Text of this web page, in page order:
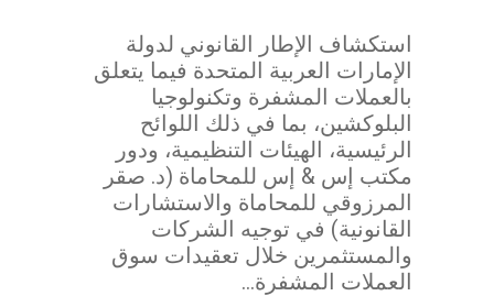
استكشاف الإطار القانوني لدولة
الإمارات العربية المتحدة فيما يتعلق
بالعملات المشفرة وتكنولوجيا
البلوكشين، بما في ذلك اللوائح
الرئيسية، الهيئات التنظيمية، ودور
مكتب إس & إس للمحاماة (د. صقر
المرزوقي للمحاماة والاستشارات
القانونية) في توجيه الشركات
والمستثمرين خلال تعقيدات سوق
العملات المشفرة...